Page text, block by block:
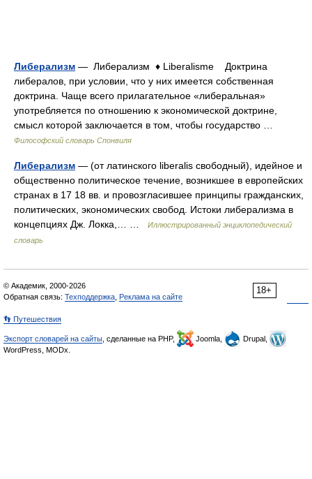
Либерализм — Либерализм ♦ Liberalisme Доктрина
либералов, при условии, что у них имеется собственная
доктрина. Чаще всего прилагательное «либеральная»
употребляется по отношению к экономической доктрине,
смысл которой заключается в том, чтобы государство …
Философский словарь Спонвиля
Либерализм — (от латинского liberalis свободный), идейное и
общественно политическое течение, возникшее в европейских
странах в 17 18 вв. и провозгласившее принципы гражданских,
политических, экономических свобод. Истоки либерализма в
концепциях Дж. Локка,… …
Иллюстрированный энциклопедический
словарь
18+
© Академик, 2000-2026
Обратная связь: Техподдержка Реклама на сайте
👣 Путешествия
Экспорт словарей на сайты , сделанные на PHP, Joomla,
Drupal,
WordPress, MODx.